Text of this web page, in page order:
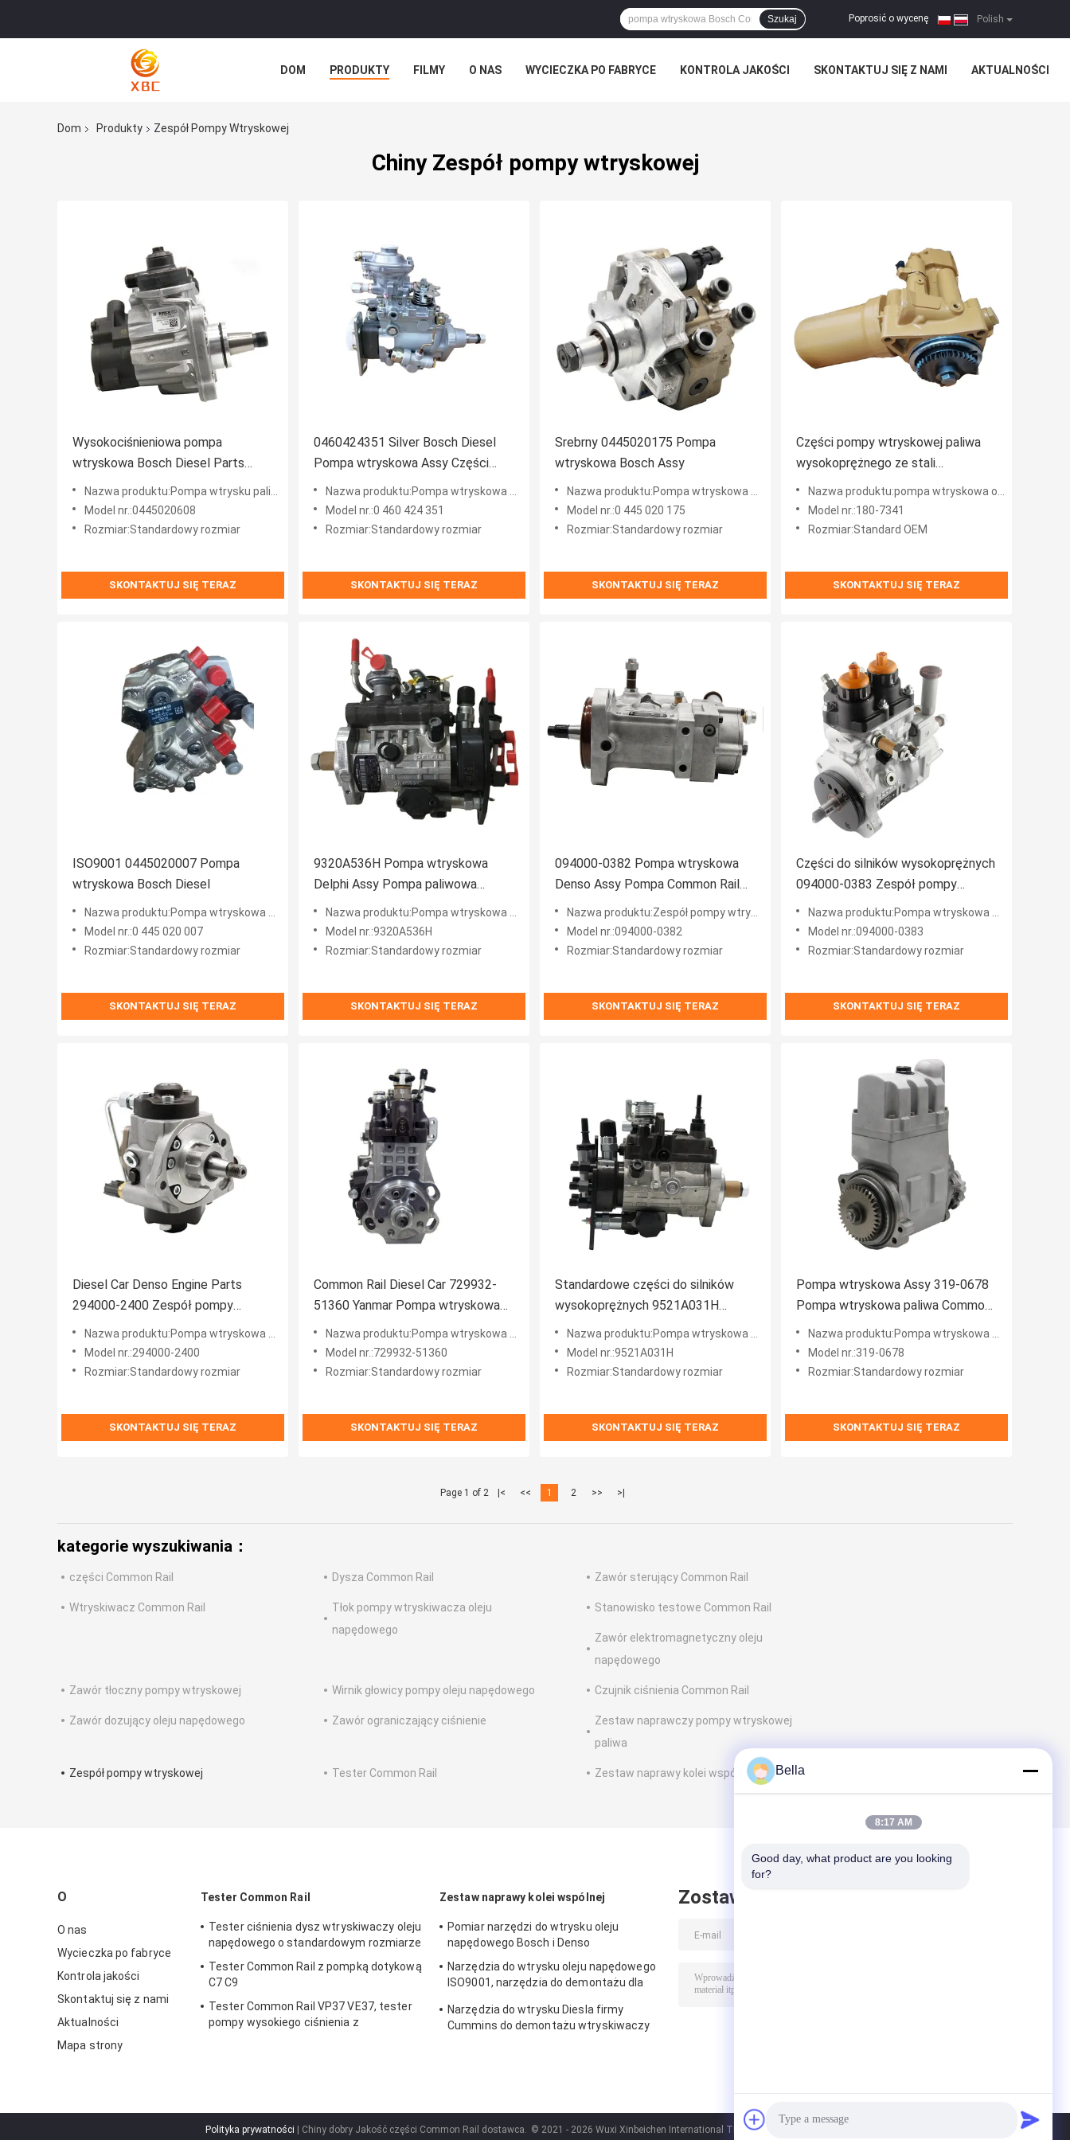
Polish
Poprosić o wycenę |
Szukaj
DOM PRODUKTY FILMY O NAS WYCIECZKA PO FABRYCE KONTROLA JAKOŚCI SKONTAKTUJ SIĘ Z NAMI AKTUALNOŚCI
Dom Produkty Zespół Pompy Wtryskowej
Chiny Zespół pompy wtryskowej
Wysokociśnieniowa pompa
wtryskowa Bosch Diesel Parts
0445020608 0 445 020 608
Nazwa produktu:Pompa wtrysku paliwa Bosch
Model nr.:0445020608
Rozmiar:Standardowy rozmiar
SKONTAKTUJ SIĘ TERAZ
0460424351 Silver Bosch Diesel
Pompa wtryskowa Assy Części
zamienne Common Rail
Nazwa produktu:Pompa wtryskowa Common Rail
Model nr.:0 460 424 351
Rozmiar:Standardowy rozmiar
SKONTAKTUJ SIĘ TERAZ
Srebrny 0445020175 Pompa
wtryskowa Bosch Assy
Nazwa produktu:Pompa wtryskowa Bosch
Model nr.:0 445 020 175
Rozmiar:Standardowy rozmiar
SKONTAKTUJ SIĘ TERAZ
Części pompy wtryskowej paliwa
wysokoprężnego ze stali
szybkotnącej 180-7341
Nazwa produktu:pompa wtryskowa oleju napędowego
Model nr.:180-7341
Rozmiar:Standard OEM
SKONTAKTUJ SIĘ TERAZ
ISO9001 0445020007 Pompa
wtryskowa Bosch Diesel
Nazwa produktu:Pompa wtryskowa Bosch Diesel
Model nr.:0 445 020 007
Rozmiar:Standardowy rozmiar
SKONTAKTUJ SIĘ TERAZ
9320A536H Pompa wtryskowa
Delphi Assy Pompa paliwowa
Delphi Diesel
Nazwa produktu:Pompa wtryskowa Delphi
Model nr.:9320A536H
Rozmiar:Standardowy rozmiar
SKONTAKTUJ SIĘ TERAZ
094000-0382 Pompa wtryskowa
Denso Assy Pompa Common Rail
Denso
Nazwa produktu:Zespół pompy wtryskowej Denso
Model nr.:094000-0382
Rozmiar:Standardowy rozmiar
SKONTAKTUJ SIĘ TERAZ
Części do silników wysokoprężnych
094000-0383 Zespół pompy
wtryskowej Denso
Nazwa produktu:Pompa wtryskowa Denso
Model nr.:094000-0383
Rozmiar:Standardowy rozmiar
SKONTAKTUJ SIĘ TERAZ
Diesel Car Denso Engine Parts
294000-2400 Zespół pompy
wtryskowej
Nazwa produktu:Pompa wtryskowa Denso
Model nr.:294000-2400
Rozmiar:Standardowy rozmiar
SKONTAKTUJ SIĘ TERAZ
Common Rail Diesel Car 729932-
51360 Yanmar Pompa wtryskowa
paliwa
Nazwa produktu:Pompa wtryskowa Yanmar
Model nr.:729932-51360
Rozmiar:Standardowy rozmiar
SKONTAKTUJ SIĘ TERAZ
Standardowe części do silników
wysokoprężnych 9521A031H
Pompa wtrysku paliwa Delphi
Nazwa produktu:Pompa wtryskowa Delphi
Model nr.:9521A031H
Rozmiar:Standardowy rozmiar
SKONTAKTUJ SIĘ TERAZ
Pompa wtryskowa Assy 319-0678
Pompa wtryskowa paliwa Common
RailNazwa produktu:Pompa wtryskowa Common Rail
Model nr.:319-0678
Rozmiar:Standardowy rozmiar
SKONTAKTUJ SIĘ TERAZ
Page 1 of 2 |< << 1 2 >> >|
kategorie wyszukiwania：
części Common Rail Dysza Common Rail Zawór sterujący Common Rail
Wtryskiwacz Common Rail
Tłok pompy wtryskiwacza oleju
napędowego
Stanowisko testowe Common Rail
Zawór elektromagnetyczny oleju
napędowego
Zawór tłoczny pompy wtryskowej Wirnik głowicy pompy oleju napędowego Czujnik ciśnienia Common Rail
Zawór dozujący oleju napędowego Zawór ograniczający ciśnienie
Zestaw naprawczy pompy wtryskowej
paliwa
Zespół pompy wtryskowej Tester Common Rail Zestaw naprawy kolei wspólnej
O
O nas
Wycieczka po fabryce
Kontrola jakości
Skontaktuj się z nami
Aktualności
Mapa strony
Tester Common Rail
Tester ciśnienia dysz wtryskiwaczy oleju
napędowego o standardowym rozmiarze
Tester Common Rail z pompką dotykową
C7 C9
Tester Common Rail VP37 VE37, tester
pompy wysokiego ciśnienia z
Zestaw naprawy kolei wspólnej
Pomiar narzędzi do wtrysku oleju
napędowego Bosch i Denso
Narzędzia do wtrysku oleju napędowego
ISO9001, narzędzia do demontażu dla
Narzędzia do wtrysku Diesla firmy
Cummins do demontażu wtryskiwaczy
Zostaw wiadomość
Polityka prywatności | Chiny dobry Jakość części Common Rail dostawca. © 2021 - 2026 Wuxi Xinbeichen International Trade Co.,Ltd. All Rights Reserved.
Bella
8:17 AM
Good day, what product are you looking
for?